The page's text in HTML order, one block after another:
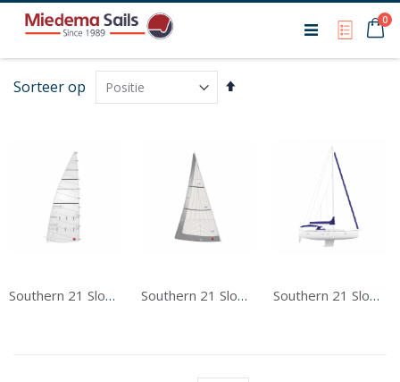
My0
Sorteer op
Van
Southern 21 Sloop Grootzeil Southern 21 Sloop Voorzeil Southern 21 Sloop Tentwerk